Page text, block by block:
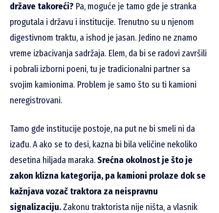
države takoreći? Pa, moguće je tamo gde je stranka
progutala i državu i institucije. Trenutno su u njenom
digestivnom traktu, a ishod je jasan. Jedino ne znamo
vreme izbacivanja sadržaja. Elem, da bi se radovi završili
i pobrali izborni poeni, tu je tradicionalni partner sa
svojim kamionima. Problem je samo što su ti kamioni
neregistrovani.
Tamo gde institucije postoje, na put ne bi smeli ni da
izađu. A ako se to desi, kazna bi bila veličine nekoliko
desetina hiljada maraka.Srećna okolnost je što je
zakon klizna kategorija, pa kamioni prolaze dok se
kažnjava vozač traktora za neispravnu
signalizaciju.Zakonu traktorista nije ništa, a vlasnik